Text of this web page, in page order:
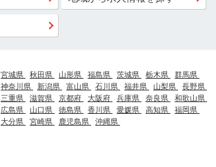
宮城県 秋田県 山形県 福島県 茨城県 栃木県
群馬県
神奈川県 新潟県 富山県 石川県 福井県 山梨県
長野県
三重県 滋賀県 京都府 大阪府 兵庫県 奈良県
和歌山県
広島県 山口県 徳島県 香川県 愛媛県 高知県
福岡県
大分県 宮崎県 鹿児島県 沖縄県